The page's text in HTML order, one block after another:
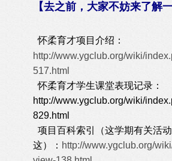
【去之前，大家不妨来了解
怀柔育才项目介绍：
http://www.ygclub.org/wiki/
517.html
怀柔育才学生课堂表现记录：
http://www.ygclub.org/wiki/
829.html
项目百科索引（这学期有关活
这）： http://www.ygclub.org/